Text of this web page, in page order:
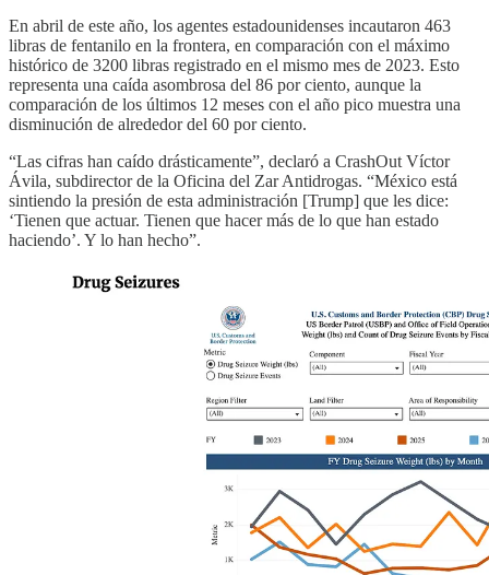
En abril de este año, los agentes estadounidenses incautaron 463
libras de fentanilo en la frontera, en comparación con el máximo
histórico de 3200 libras registrado en el mismo mes de 2023. Esto
representa una caída asombrosa del 86 por ciento, aunque la
comparación de los últimos 12 meses con el año pico muestra una
disminución de alrededor del 60 por ciento.
“Las cifras han caído drásticamente”, declaró a CrashOut Víctor
Ávila, subdirector de la Oficina del Zar Antidrogas. “México está
sintiendo la presión de esta administración [Trump] que les dice:
‘Tienen que actuar. Tienen que hacer más de lo que han estado
haciendo’. Y lo han hecho”.